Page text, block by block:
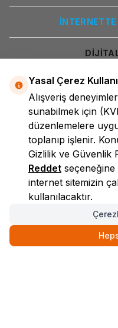
Yasal Çerez
Alışveriş
sunabilmek için
düzenlemelere
toplanıp işlenir.
Gizlilik ve Güvenlik
Reddet seçeneğine
internet sitemizin
kullanılacaktır.